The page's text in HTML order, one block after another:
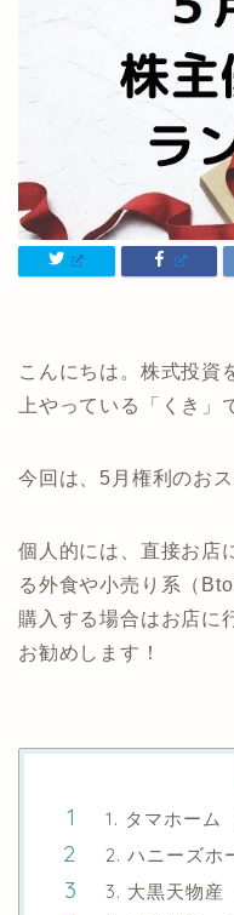
こんにちは。株式投資
上やっている「くき」
今回は、5月権利のお
個人的には、直接お店
る外食や小売り系（
購入する場合はお店に
お勧めします！
1. タマホーム
2. ハニーズホ
3. 大黒天物産